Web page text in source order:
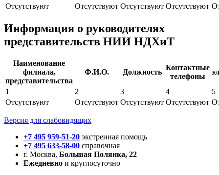
Отсутствуют
Отсутствуют Отсутствуют Отсутствуют
Информация о руководителях
представительств НИИ НДХиТ
Наименование
филиала,
представительства
Ф.И.О. Должность
Контактные
телефоны
1 2 3 4
5
Отсутствуют
Отсутствуют Отсутствуют Отсутствуют
Версия для слабовидящих
+7 495 959-51-20 экстренная помощь
+7 495 633-58-00 справочная
г. Москва, Большая Полянка, 22
Ежедневно и круглосуточно